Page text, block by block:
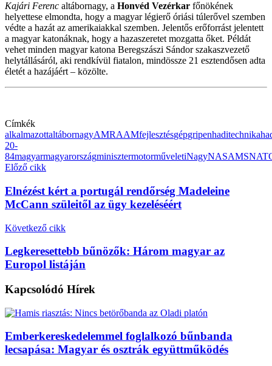
Kajári Ferenc altábornagy, a Honvéd Vezérkar főnökének
helyettese elmondta, hogy a magyar légierő óriási túlerővel szemben
védte a hazát az amerikaiakkal szemben. Jelentős erőforrást jelentett
a magyar katonáknak, hogy a hazaszeretet mozgatta őket. Példát
vehet minden magyar katona Beregszászi Sándor szakaszvezető
helytállásáról, aki rendkívül fiatalon, mindössze 21 esztendősen adta
életét a hazájáért – közölte.
Címkék
alkalmazottaltábornagyAMRAAMfejlesztésgépgripenhaditechnika
20-
84magyarmagyarországminisztermotorműveletiNagyNASAMS
Előző cikk
Elnézést kért a portugál rendőrség Madeleine
McCann szüleitől az ügy kezeléséért
Következő cikk
Legkeresettebb bűnözők: Három magyar az
Europol listáján
Kapcsolódó Hírek
Emberkereskedelemmel foglalkozó bűnbanda
lecsapása: Magyar és osztrák együttműködés